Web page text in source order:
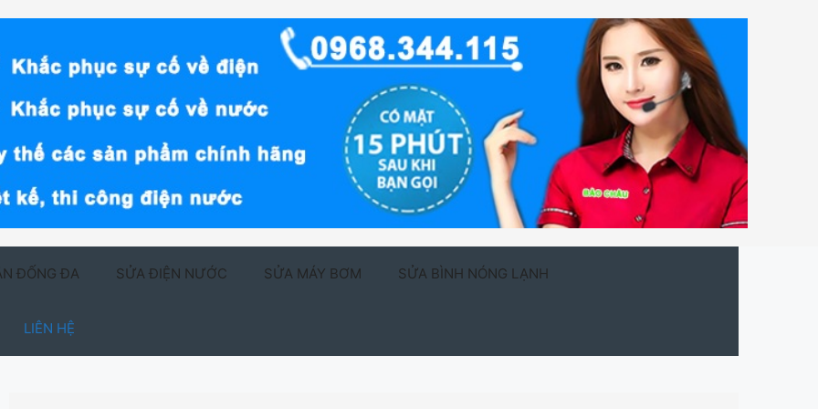
ĐỐNG ĐA SỬA ĐIỆN NƯỚC SỬA MÁY BƠM SỬA BÌNH NÓNG LẠNH
LIÊN HỆ